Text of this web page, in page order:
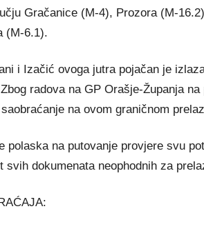
Gračanice (M-4), Prozora (M-
(M-6.1).
i Izačić ovoga jutra pojačan je
radova na GP Orašje-Županja na
na ovom graničnom
polaska na putovanje provjere svu
dokumenata neophodnih za